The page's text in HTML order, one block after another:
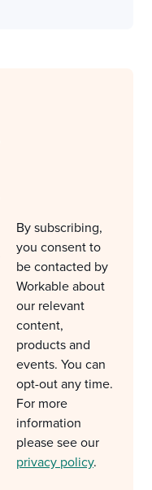
By subscribing,
you consent to
be contacted by
Workable about
our relevant
content,
products and
events. You can
opt-out any time.
For more
information
please see our
privacy policy.